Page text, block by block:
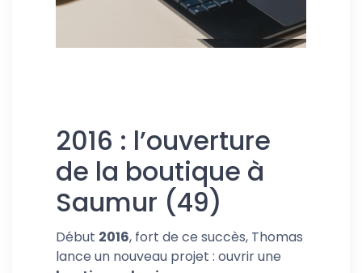
2016 : l’ouverture
de la boutique à
Saumur (49)
Début 2016, fort de ce succès, Thomas
lance un nouveau projet : ouvrir une